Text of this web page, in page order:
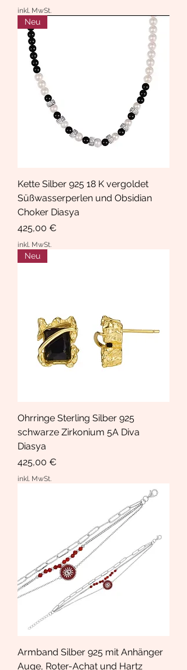
inkl. MwSt.
Neu
Kette Silber 925 18 K vergoldet
Süßwasserperlen und Obsidian
Choker Diasya
Preis
425,00 €
inkl. MwSt.
Neu
Ohrringe Sterling Silber 925
schwarze Zirkonium 5A Diva
Diasya
Preis
425,00 €
inkl. MwSt.
Armband Silber 925 mit Anhänger
Auge, Roter-Achat und Hartz